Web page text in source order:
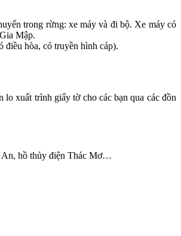
trong rừng: xe máy và đi bộ. Xe máy có
Mập.
điều hòa, có truyền hình cáp).
xuất trình giấy tờ cho các bạn qua các đồn
An, hồ thủy điện Thác Mơ…